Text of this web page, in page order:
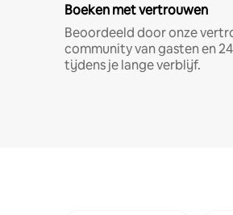
Boeken met vertrouwen
Beoordeeld door onze
community van gasten en
tijdens je lange verblijf.